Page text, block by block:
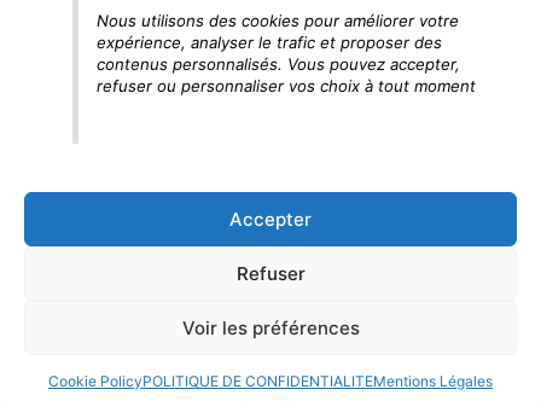
Nous utilisons des cookies pour améliorer votre
expérience, analyser le trafic et proposer des
contenus personnalisés. Vous pouvez accepter,
refuser ou personnaliser vos choix à tout moment
Accepter
Refuser
Voir les préférences
Cookie PolicyPOLITIQUE DE CONFIDENTIALITEMentions Légales